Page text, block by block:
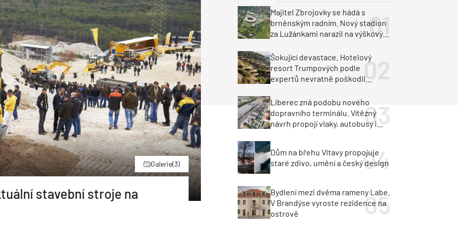
Historické stavby Průmyslové objekty
Poruchy střechy Rekonstrukce střechy
Větrání a odvětrávání Komíny
Fasáda
Omítky
Inženýrské stavby
Doprava
Průmysl a logistika
Dopravní stavby
Galerie(3)
stavební stroje na
Majitel Zbrojovky se hádá s
brněnským radním. Nový stadion
za Lužánkami narazil na výškový
Šokující devastace. Hotelový
resort Trumpových podle
expertů nevratně poškodil
Liberec zná podobu nového
dopravního terminálu. Vítězný
návrh propojí vlaky, autobusy i
Dům na břehu Vltavy propojuje
staré zdivo, umění a český design
Bydlení mezi dvěma rameny Labe.
V Brandýse vyroste rezidence na
ostrově